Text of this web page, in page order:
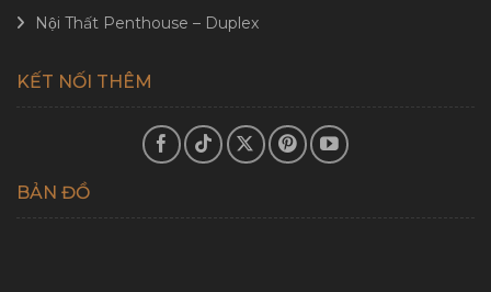
Nội Thất Penthouse – Duplex
KẾT NỐI THÊM
BẢN ĐỒ